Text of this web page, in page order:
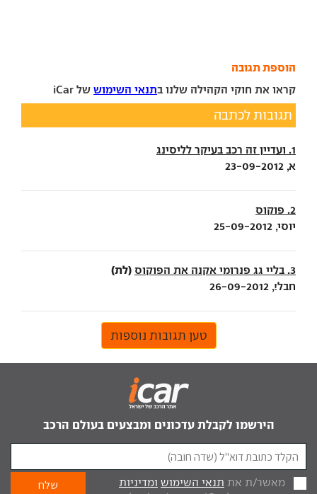
הוספת תגובה
קראו את חוקי הקהילה שלנו בתנאי השימוש של iCar
תגובות לכתבה
1. ועדיין זה רכב בעיקר לליסינג
א, 23-09-2012
2. פוקוס
יוסי, 25-09-2012
3. בליי גג פנרומי אקנה את הפוקוס (לת)
חבל!, 26-09-2012
טען תגובות נוספות
הירשמו לקבלת עדכונים ומבצעים בעולם הרכב
מאשר/ת את תנאי השימוש ומדיניות